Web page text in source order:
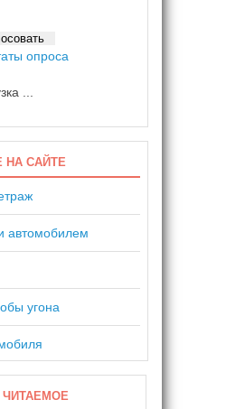
опроса
...
НА САЙТЕ
автомобилем
угона